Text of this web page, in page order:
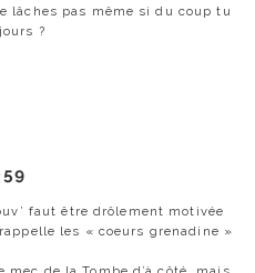
lâches pas même si du coup tu
?
faut être drôlement motivée
les « coeurs grenadine »